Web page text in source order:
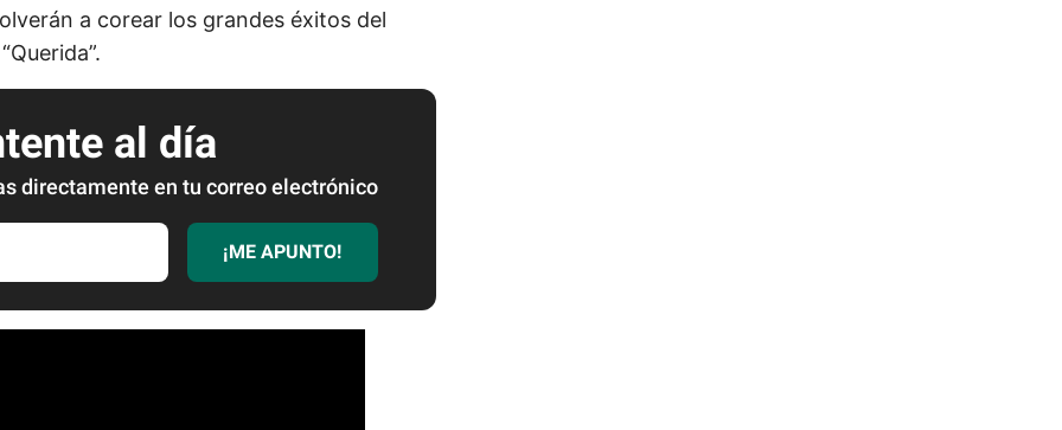
a corear los grandes éxitos del
al día
directamente en tu correo electrónico
¡ME APUNTO!